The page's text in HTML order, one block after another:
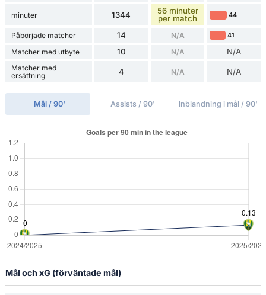
minuter 1344
56 minuter
per match
44
Påbörjade matcher 14 N/A 41
Matcher med utbyte 10 N/A N/A
Matcher med
ersättning
4 N/A N/A
Mål / 90' Assists / 90' Inblandning i mål / 90'
Mål och xG (förväntade mål)